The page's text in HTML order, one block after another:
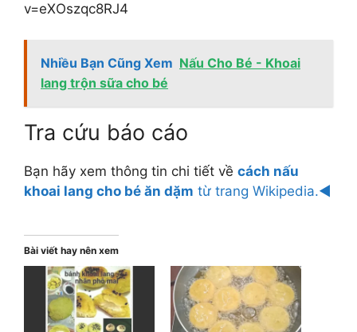
v=eXOszqc8RJ4
Nhiều Bạn Cũng Xem Nấu Cho Bé - Khoai
lang trộn sữa cho bé
Tra cứu báo cáo
Bạn hãy xem thông tin chi tiết về cách nấu
khoai lang cho bé ăn dặm từ trang Wikipedia.◄
Bài viết hay nên xem